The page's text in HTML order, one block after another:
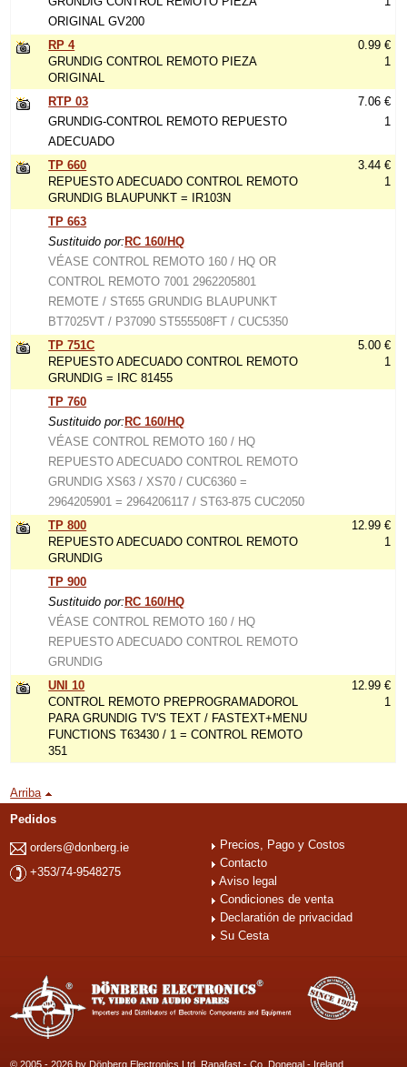
ORIGINAL GV200
RP 4
GRUNDIG CONTROL REMOTO PIEZA
ORIGINAL
0.99 €
1
RTP 03
GRUNDIG-CONTROL REMOTO REPUESTO
ADECUADO
7.06 €
1
TP 660
REPUESTO ADECUADO CONTROL REMOTO
GRUNDIG BLAUPUNKT = IR103N
3.44 €
1
TP 663
Sustituido por: RC 160/HQ
VÉASE CONTROL REMOTO 160 / HQ OR
CONTROL REMOTO 7001 2962205801
REMOTE / ST655 GRUNDIG BLAUPUNKT
BT7025VT / P37090 ST555508FT / CUC5350
TP 751C
REPUESTO ADECUADO CONTROL REMOTO
GRUNDIG = IRC 81455
5.00 €
1
TP 760
Sustituido por: RC 160/HQ
VÉASE CONTROL REMOTO 160 / HQ
REPUESTO ADECUADO CONTROL REMOTO
GRUNDIG XS63 / XS70 / CUC6360 =
2964205901 = 2964206117 / ST63-875 CUC2050
TP 800
REPUESTO ADECUADO CONTROL REMOTO
GRUNDIG
12.99 €
1
TP 900
Sustituido por: RC 160/HQ
VÉASE CONTROL REMOTO 160 / HQ
REPUESTO ADECUADO CONTROL REMOTO
GRUNDIG
UNI 10
CONTROL REMOTO PREPROGRAMADOROL
PARA GRUNDIG TV'S TEXT / FASTEXT+MENU
FUNCTIONS T63430 / 1 = CONTROL REMOTO
351
12.99 €
1
Arriba
Pedidos
orders@donberg.ie
+353/74-9548275
Precios, Pago y Costos
Contacto
Aviso legal
Condiciones de venta
Declaratión de privacidad
Su Cesta
© 2005 - 2026 by Dönberg Electronics Ltd. Ranafast - Co. Donegal - Ireland